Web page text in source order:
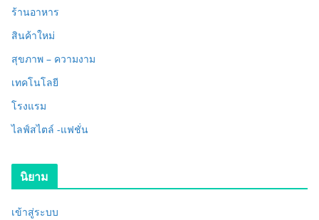
ร้านอาหาร
สินค้าใหม่
สุขภาพ – ความงาม
เทคโนโลยี
โรงแรม
ไลฟ์สไตล์ -แฟชั่น
นิยาม
เข้าสู่ระบบ